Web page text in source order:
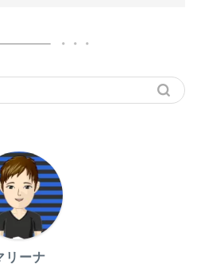
リーナ